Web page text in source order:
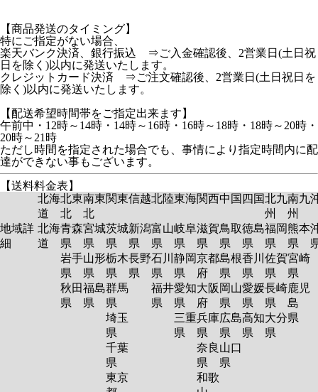
【商品発送のタイミング】
特にご指定がない場合、
楽天バンク決済、銀行振込 ⇒ご入金確認後、2営業日(土日祝
日を除く)以内に発送いたします。
クレジットカード決済 ⇒ご注文確認後、2営業日(土日祝日を
除く)以内に発送いたします。
【配送希望時間帯をご指定出来ます】
午前中・12時～14時・14時～16時・16時～18時・18時～20時・
20時～21時
ただし時間を指定された場合でも、事情により指定時間内に配
達ができない事もございます。
【送料料金表】
北海
道
北東
北
南東
北
関東信越北陸東海関西中国 四国北九
州
南九
州
地域詳
細
北海
道
青森
県
岩手
県
秋田
県
宮城
県
山形
県
福島
県
茨城
県
栃木
県
群馬
県
埼玉
県
千葉
県
東京
新潟
県
長野
県
富山
県
石川
県
福井
県
岐阜
県
静岡
県
愛知
県
三重
県
滋賀
県
京都
府
大阪
府
兵庫
県
奈良
県
和歌
鳥取
県
島根
県
岡山
県
広島
県
山口
県
徳島
県
香川
県
愛媛
県
高知
県
福岡
県
佐賀
県
長崎
県
大分
県
熊本
県
宮崎
県
鹿児
島
県